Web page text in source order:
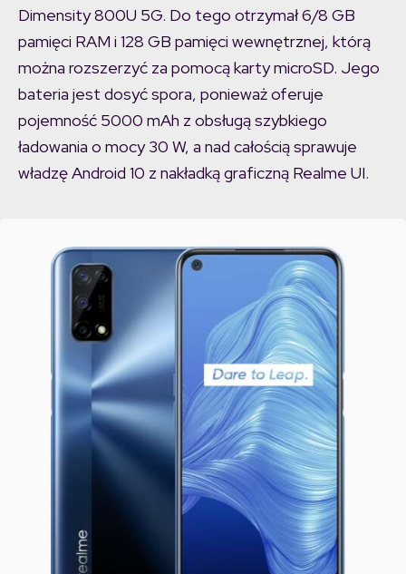
Dimensity 800U 5G. Do tego otrzymał 6/8 GB
pamięci RAM i 128 GB pamięci wewnętrznej, którą
można rozszerzyć za pomocą karty microSD. Jego
bateria jest dosyć spora, ponieważ oferuje
pojemność 5000 mAh z obsługą szybkiego
ładowania o mocy 30 W, a nad całością sprawuje
władzę Android 10 z nakładką graficzną Realme UI.